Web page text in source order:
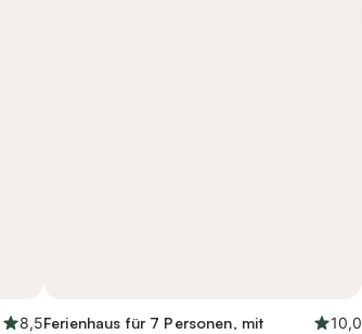
8,5Ferienhaus für 7 Personen, mit
10,0